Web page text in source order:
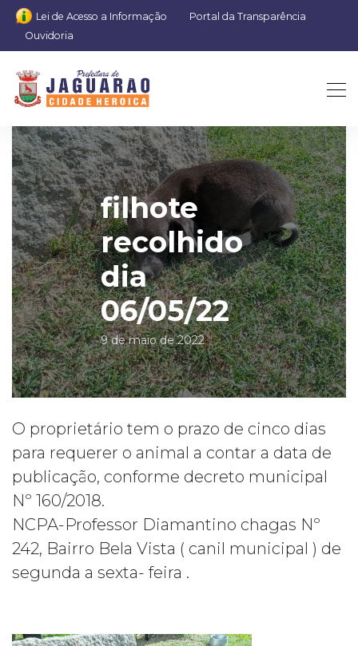
Lei de Acesso a Informação
Portal da Transparência
Ouvidoria
filhote
recolhido
dia
06/05/22
9 de maio de 2022
O proprietário tem o prazo de cinco dias
para requerer o animal a contar a data de
publicação, conforme decreto municipal
Nº 160/2018.
NCPA-Professor Diamantino chagas Nº
242, Bairro Bela Vista ( canil municipal ) de
segunda a sexta- feira .